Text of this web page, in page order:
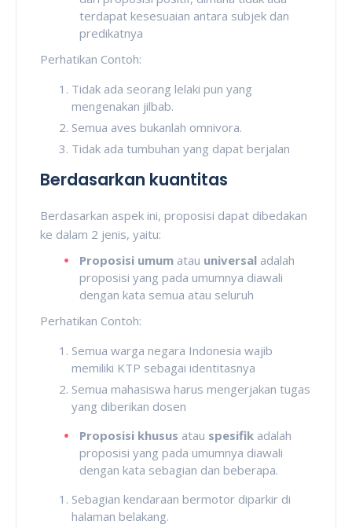
terdapat kesesuaian antara subjek dan
predikatnya
Perhatikan Contoh:
Tidak ada seorang lelaki pun yang
mengenakan jilbab.
Semua aves bukanlah omnivora.
Tidak ada tumbuhan yang dapat berjalan
Berdasarkan kuantitas
Berdasarkan aspek ini, proposisi dapat dibedakan
ke dalam 2 jenis, yaitu:
Proposisi umum atau universal adalah
proposisi yang pada umumnya diawali
dengan kata semua atau seluruh
Perhatikan Contoh:
Semua warga negara Indonesia wajib
memiliki KTP sebagai identitasnya
Semua mahasiswa harus mengerjakan tugas
yang diberikan dosen
Proposisi khusus atau spesifik adalah
proposisi yang pada umumnya diawali
dengan kata sebagian dan beberapa.
Sebagian kendaraan bermotor diparkir di
halaman belakang.